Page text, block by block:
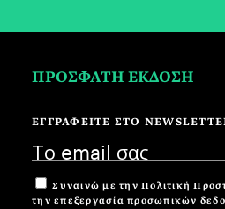
ΠΡΟΣΦΑΤΗ ΕΚΔΟΣΗ
ΕΓΓΡΑΦΕΙΤΕ ΣΤΟ
Συναινώ με την Πολιτική
την επεξεργασία προσωπικών